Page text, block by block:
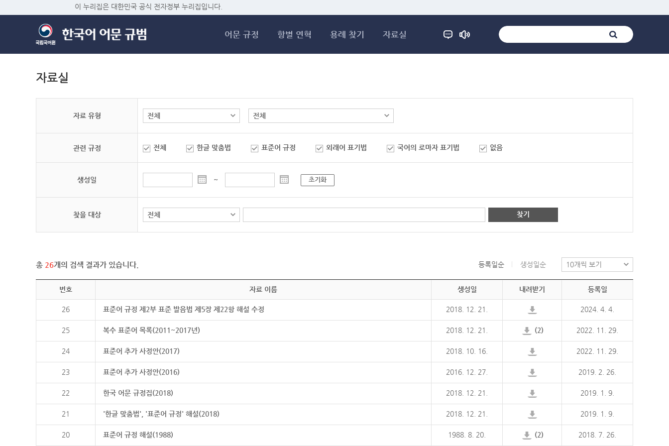
이 누리집은 대한민국 공식 전자정부 누리집입니다.
어문 규정 항별 연혁 용례 찾기 자료실
자료실
자료 유형
관련 규정 전체 한글 맞춤법 표준어 규정 외래어 표기법 국어의 로마자 표기법 없음
생성일 ~ 초기화
찾을 대상 찾기
총 26개의 검색 결과가 있습니다. 등록일순 생성일순
번호 자료 이름 생성일 내려받기 등록일
26 표준어 규정 제2부 표준 발음법 제5장 제22항 해설 수정 2018. 12. 21. 2024. 4. 4.
25 복수 표준어 목록(2011~2017년) 2018. 12. 21. (2) 2022. 11. 29.
24 표준어 추가 사정안(2017) 2018. 10. 16. 2022. 11. 29.
23 표준어 추가 사정안(2016) 2016. 12. 27. 2019. 2. 26.
22 한국 어문 규정집(2018) 2018. 12. 21. 2019. 1. 9.
21 '한글 맞춤법', '표준어 규정' 해설(2018) 2018. 12. 21. 2019. 1. 9.
20 표준어 규정 해설(1988) 1988. 8. 20. (2) 2018. 7. 26.